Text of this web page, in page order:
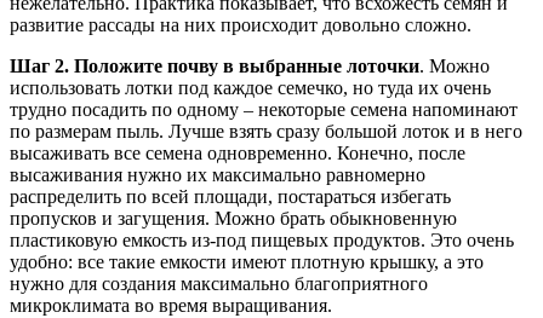
развитие рассады на них происходит довольно сложно.
Шаг 2. Положите почву в выбранные лоточки. Можно
использовать лотки под каждое семечко, но туда их очень
трудно посадить по одному – некоторые семена напоминают
по размерам пыль. Лучше взять сразу большой лоток и в него
высаживать все семена одновременно. Конечно, после
высаживания нужно их максимально равномерно
распределить по всей площади, постараться избегать
пропусков и загущения. Можно брать обыкновенную
пластиковую емкость из-под пищевых продуктов. Это очень
удобно: все такие емкости имеют плотную крышку, а это
нужно для создания максимально благоприятного
микроклимата во время выращивания.